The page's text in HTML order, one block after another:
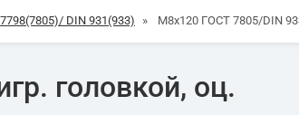
DIN 931(933) » М8х120 ГОСТ 7805/DIN
головкой, оц.